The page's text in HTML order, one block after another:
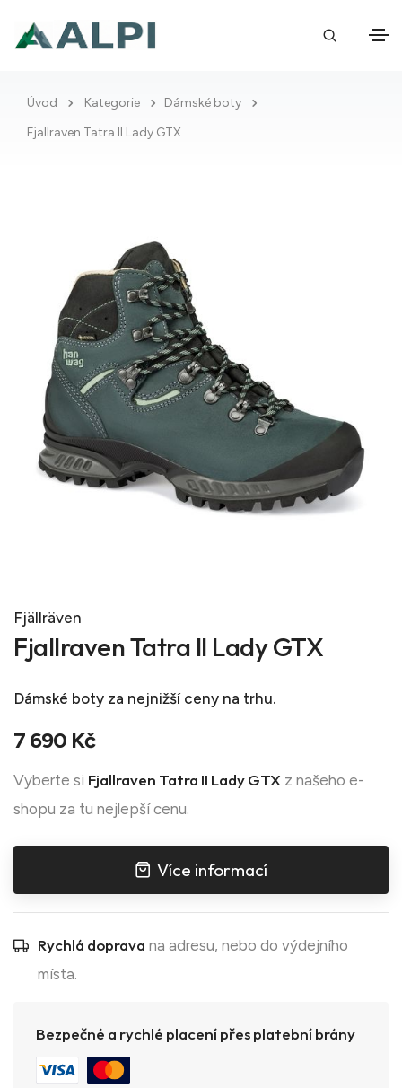
Úvod Kategorie
Dámské boty
Fjallraven Tatra II Lady GTX
Fjällräven
Fjallraven Tatra II Lady GTX
Dámské boty za nejnižší ceny na trhu.
7 690 Kč
Vyberte si Fjallraven Tatra II Lady GTX z našeho e-
shopu za tu nejlepší cenu.
Více informací
Rychlá doprava na adresu, nebo do výdejního
místa.
Bezpečné a rychlé placení přes platební brány